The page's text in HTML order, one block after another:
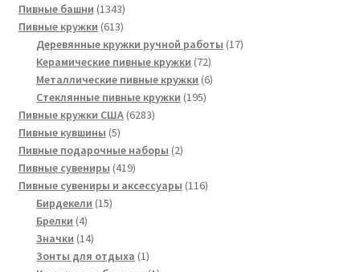
товаров
Пивные башни 13431343
товара
Пивные кружки 613613
товаров
Деревянные кружки ручной работы 1717
Керамические пивные кружки 7272
товара
Металлические пивные кружки 66
Стеклянные пивные кружки 195195
Пивные кружки США 62836283
Пивные кувшины 55
товаров
Пивные подарочные наборы 22
Пивные сувениры 419419
товаров
Пивные сувениры и аксессуары 116116
Бирдекели 1515
Брелки 44
товара
Значки 1414
товаров
Зонты для отдыха 11